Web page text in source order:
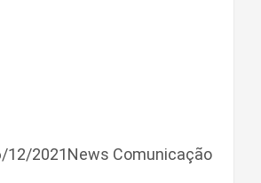
12/2021News Comunicação